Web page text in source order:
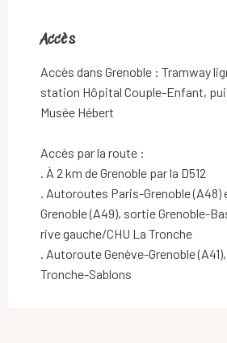
Accès
Accès
Accès dans Grenoble : Tramway
station Hôpital Couple-Enfant,
Musée Hébert
Accès par la route :
. À 2 km de Grenoble par la D512
. Autoroutes Paris-Grenoble (A48)
Grenoble (A49), sortie Grenoble-
rive gauche/CHU La Tronche
. Autoroute Genève-Grenoble
Tronche-Sablons